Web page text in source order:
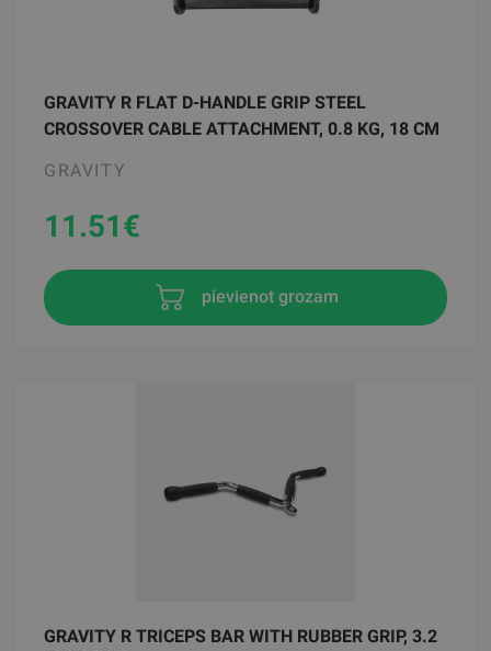
GRAVITY R FLAT D-HANDLE GRIP STEEL
CROSSOVER CABLE ATTACHMENT, 0.8 KG, 18 CM
GRAVITY
11.51€
pievienot grozam
GRAVITY R TRICEPS BAR WITH RUBBER GRIP, 3.2